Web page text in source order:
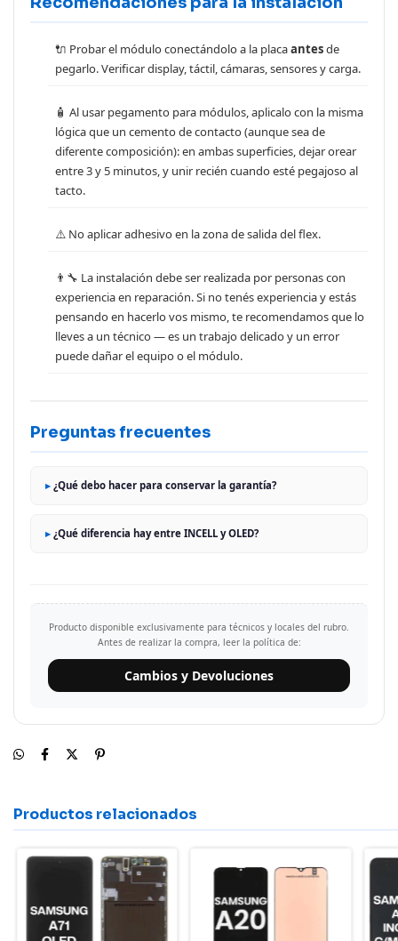
🔌 Probar el módulo conectándolo a la placaantesde
pegarlo. Verificar display, táctil, cámaras, sensores y carga.
🧴 Al usar pegamento para módulos, aplicalo con la misma
lógica que un cemento de contacto (aunque sea de
diferente composición): en ambas superficies, dejar orear
entre 3 y 5 minutos, y unir recién cuando esté pegajoso al
tacto.
⚠️ No aplicar adhesivo en la zona de salida del flex.
👨‍🔧 La instalación debe ser realizada por personas con
experiencia en reparación. Si no tenés experiencia y estás
pensando en hacerlo vos mismo, te recomendamos que lo
lleves a un técnico — es un trabajo delicado y un error
puede dañar el equipo o el módulo.
Preguntas frecuentes
¿Qué debo hacer para conservar la garantía?
¿Qué diferencia hay entre INCELL y OLED?
Producto disponible exclusivamente para técnicos y locales del rubro.
Antes de realizar la compra, leer la política de:
Cambios y Devoluciones
Productos relacionados